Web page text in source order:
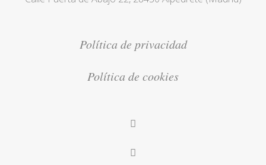
Política de privacidad
Política de cookies